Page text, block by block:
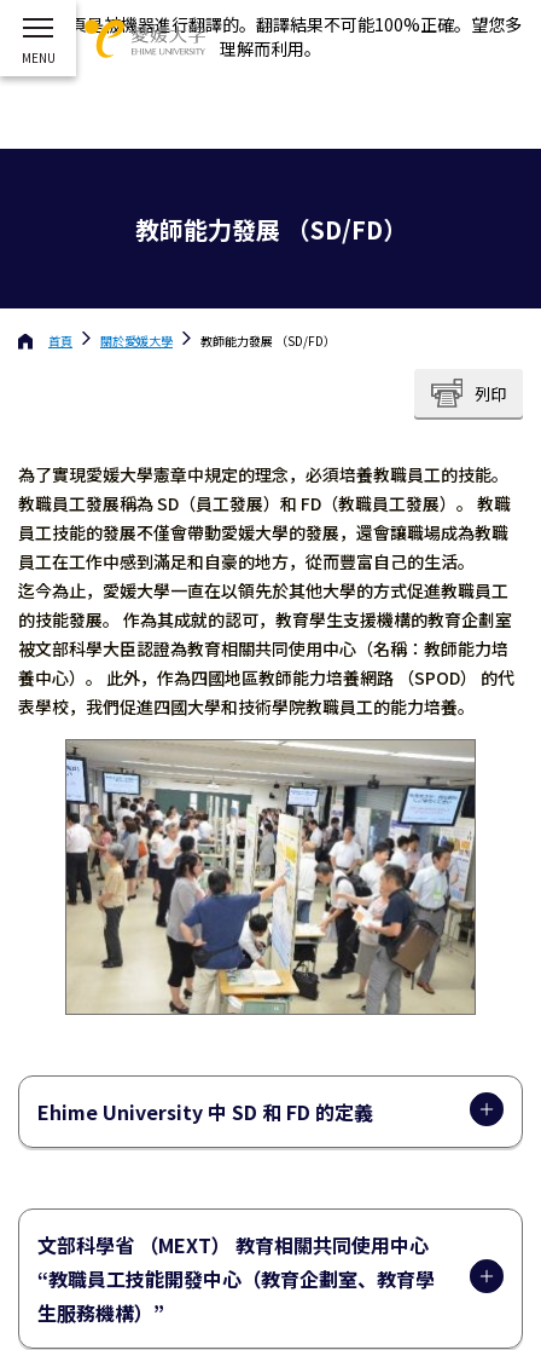
這個網頁是被機器進行翻譯的。翻譯結果不可能100%正確。望您多
理解而利用。
教師能力發展 （SD/FD）
首頁 關於愛媛大學 教師能力發展 （SD/FD）
列印
為了實現愛媛大學憲章中規定的理念，必須培養教職員工的技能。
教職員工發展稱為 SD（員工發展）和 FD（教職員工發展）。 教職
員工技能的發展不僅會帶動愛媛大學的發展，還會讓職場成為教職
員工在工作中感到滿足和自豪的地方，從而豐富自己的生活。
迄今為止，愛媛大學一直在以領先於其他大學的方式促進教職員工
的技能發展。 作為其成就的認可，教育學生支援機構的教育企劃室
被文部科學大臣認證為教育相關共同使用中心（名稱：教師能力培
養中心）。 此外，作為四國地區教師能力培養網路 （SPOD） 的代
表學校，我們促進四國大學和技術學院教職員工的能力培養。
Ehime University 中 SD 和 FD 的定義
文部科學省 （MEXT） 教育相關共同使用中心
“教職員工技能開發中心（教育企劃室、教育學
生服務機構）”